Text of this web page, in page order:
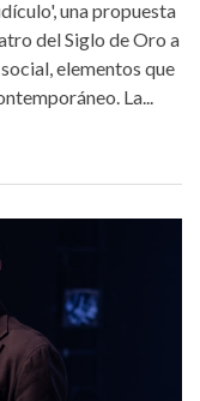
una propuesta
del Siglo de Oro a
elementos que
La...